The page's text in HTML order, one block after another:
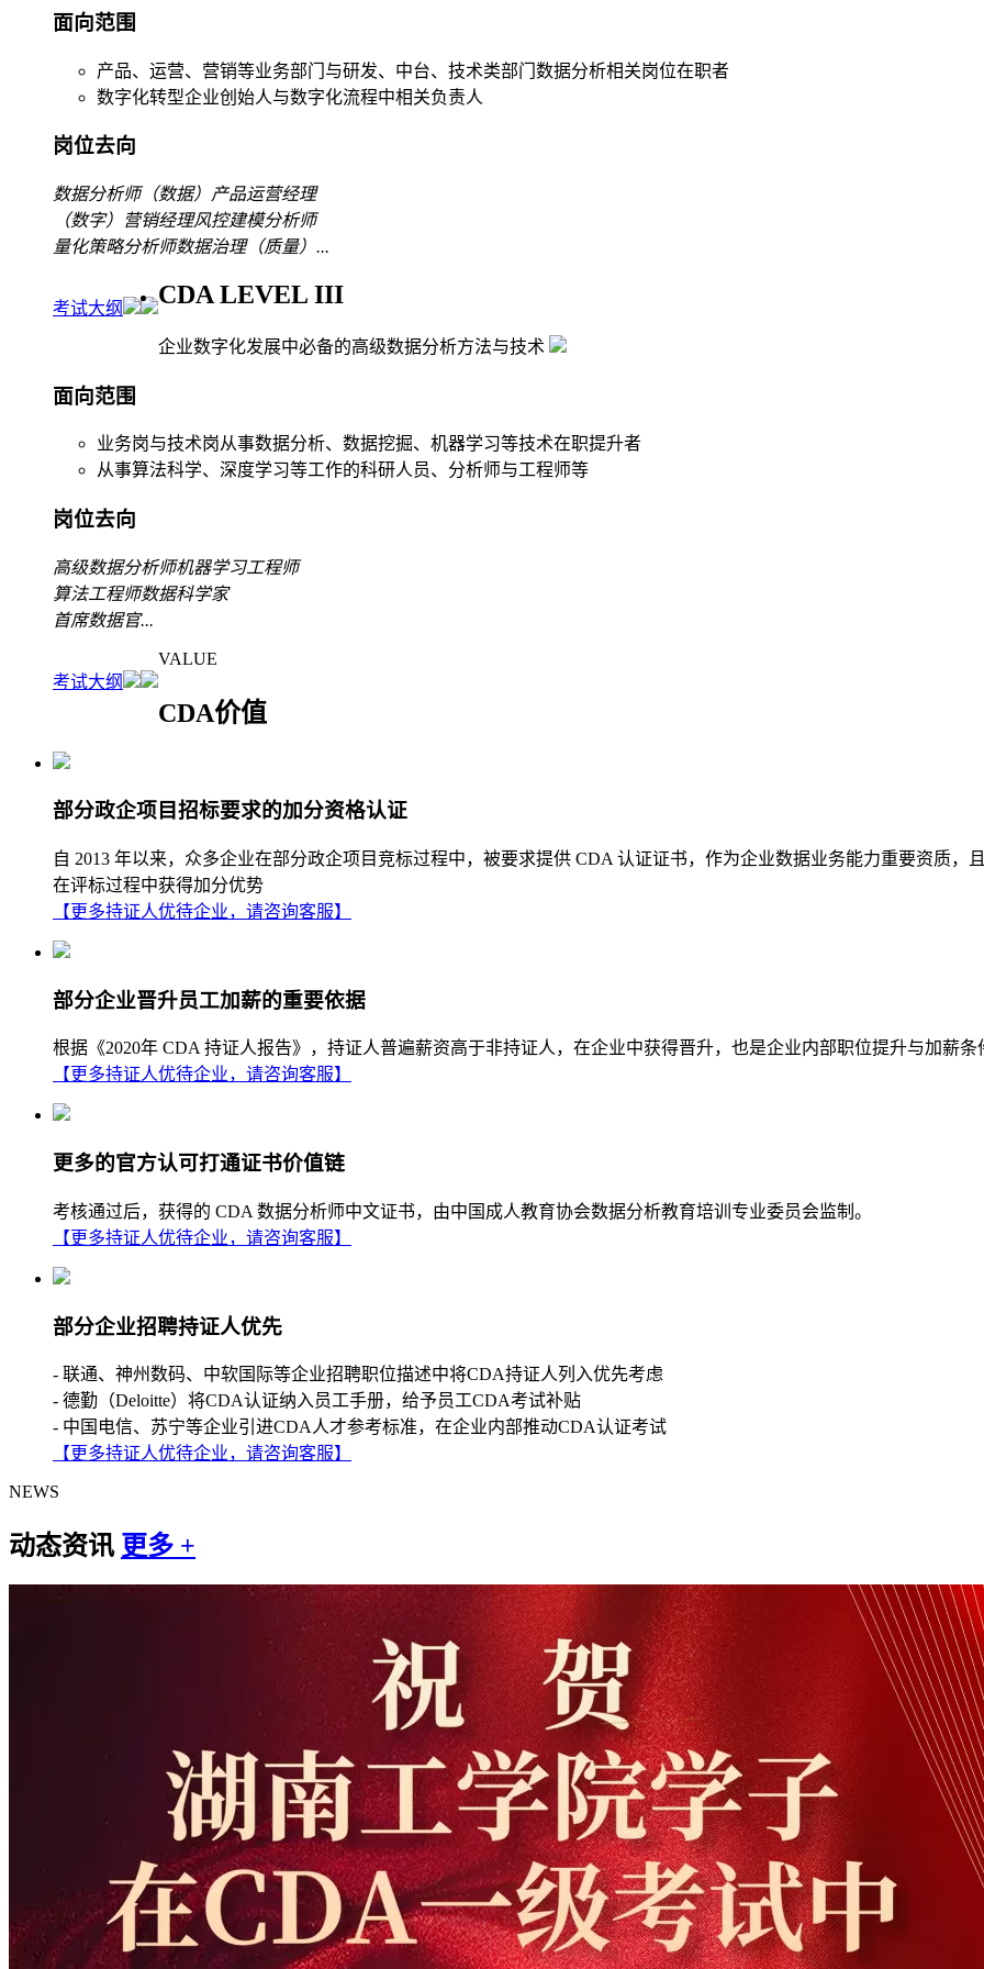
面向范围
产品、运营、营销等业务部门与研发、中台、技术类部门数据分析相关岗位在职者
数字化转型企业创始人与数字化流程中相关负责人
岗位去向
数据分析师（数据）产品运营经理
（数字）营销经理风控建模分析师
量化策略分析师数据治理（质量） ...
考试大纲 CDA LEVEL III
企业数字化发展中必备的高级数据分析方法与技术
面向范围
业务岗与技术岗从事数据分析、数据挖掘、机器学习等技术在职提升者
从事算法科学、深度学习等工作的科研人员、分析师与工程师等
岗位去向
高级数据分析师机器学习工程师
算法工程师数据科学家
首席数据官...
考试大纲
VALUE
CDA价值
部分政企项目招标要求的加分资格认证
自 2013 年以来，众多企业在部分政企项目竞标过程中，被要求提供 CDA 认证证书，作为企业数据业务能力重要资质
在评标过程中获得加分优势
【更多持证人优待企业，请咨询客服】
部分企业晋升员工加薪的重要依据
根据《2020年 CDA 持证人报告》，持证人普遍薪资高于非持证人，在企业中获得晋升，也是企业内部职位提升与加薪条
【更多持证人优待企业，请咨询客服】
更多的官方认可打通证书价值链
考核通过后，获得的 CDA 数据分析师中文证书，由中国成人教育协会数据分析教育培训专业委员会监制。
【更多持证人优待企业，请咨询客服】
部分企业招聘持证人优先
- 联通、神州数码、中软国际等企业招聘职位描述中将CDA持证人列入优先考虑
- 德勤（Deloitte）将CDA认证纳入员工手册，给予员工CDA考试补贴
- 中国电信、苏宁等企业引进CDA人才参考标准，在企业内部推动CDA认证考试
【更多持证人优待企业，请咨询客服】
NEWS
动态资讯 更多 +